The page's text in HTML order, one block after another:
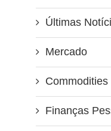
Últimas
Mercado
Commodities
Finanças